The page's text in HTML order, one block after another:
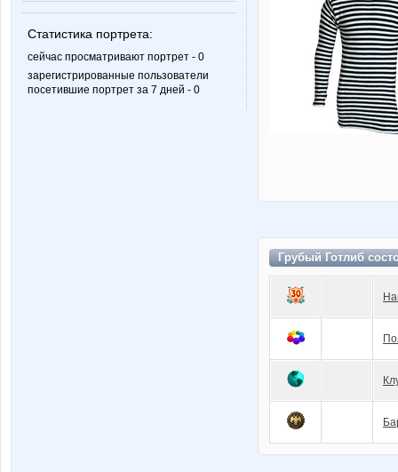
Статистика портрета:
сейчас просматривают портрет - 0
зарегистрированные пользователи
посетившие портрет за 7 дней - 0
Грубый Готлиб